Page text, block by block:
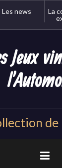
Les news
La
Jeux
de